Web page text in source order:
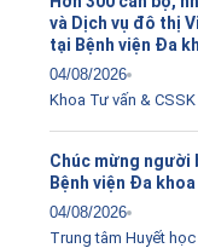
và Dịch vụ đô thị
tại Bệnh viện Đa
04/08/2026
Khoa Tư vấn &
Chúc mừng người
Bệnh viện Đa
04/08/2026
Trung tâm Huyết học